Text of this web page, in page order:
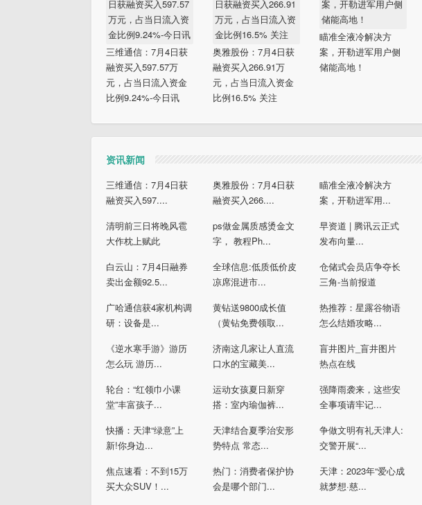
三维通信：7月4日获
融资买入597.57万
元，占当日流入资金
比例9.24%-今日讯
奥雅股份：7月4日获
融资买入266.91万
元，占当日流入资金
比例16.5% 关注
瞄准全液冷解决方
案，开勒进军用户侧
储能高地！
资讯新闻
三维通信：7月4日获
融资买入597....
奥雅股份：7月4日获
融资买入266....
瞄准全液冷解决方
案，开勒进军用...
清明前三日将晚风雹
大作枕上赋此
ps做金属质感烫金文
字， 教程Ph...
早资道 | 腾讯云正式
发布向量...
白云山：7月4日融券
卖出金额92.5...
全球信息:低质低价皮
凉席混进市...
仓储式会员店争夺长
三角-当前报道
广哈通信获4家机构调
研：设备是...
黄钻送9800成长值
（黄钻免费领取...
热推荐：星露谷物语
怎么结婚攻略...
《逆水寒手游》游历
怎么玩 游历...
济南这几家让人直流
口水的宝藏美...
盲井图片_盲井图片
热点在线
轮台：“红领巾小课
堂”丰富孩子...
运动女孩夏日新穿
搭：室内瑜伽裤...
强降雨袭来，这些安
全事项请牢记...
快播：天津“绿意”上
新!你身边...
天津结合夏季治安形
势特点 常态...
争做文明有礼天津人:
交警开展“...
焦点速看：不到15万
买大众SUV！...
热门：消费者保护协
会是哪个部门...
天津：2023年“爱心成
就梦想·慈...